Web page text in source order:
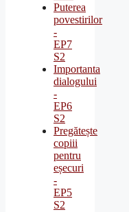
Puterea
povestirilor
-
EP7
S2
Importanta
dialogului
-
EP6
S2
Pregătește
copiii
pentru
eșecuri
-
EP5
S2